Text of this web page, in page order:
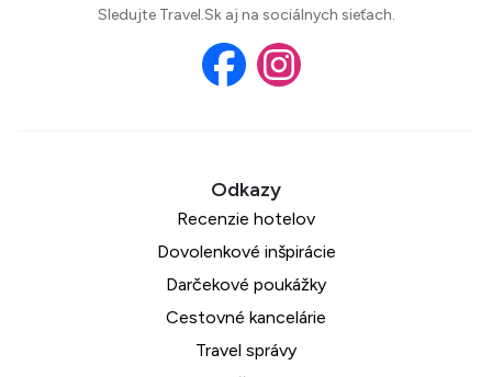
Sledujte Travel.Sk aj na sociálnych sieťach.
Recenzie hotelov
Dovolenkové inšpirácie
Darčekové poukážky
Cestovné kancelárie
Travel správy